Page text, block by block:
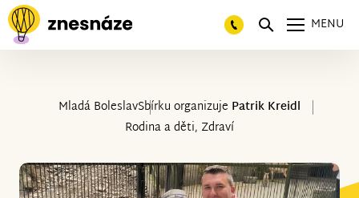
MENU
Mladá BoleslavSbírku organizuje Patrik Kreidl
Rodina a děti, Zdraví